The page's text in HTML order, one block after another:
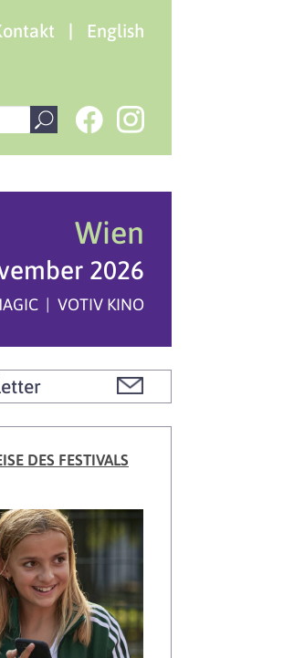
| English
Wien
2026
| VOTIV KINO
DES FESTIVALS